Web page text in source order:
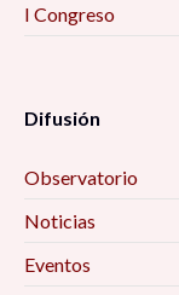
I Congreso
Difusión
Observatorio
Noticias
Eventos